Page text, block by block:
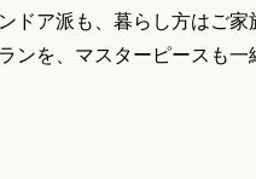
ドア派も、暮らし方はご
を、マスターピースも一